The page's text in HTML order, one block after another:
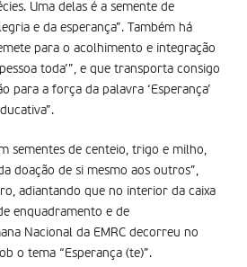
Uma delas é a semente de
e da esperança”. Também há
para o acolhimento e integração
toda’”, e que transporta consigo
para a força da palavra ‘Esperança’
sementes de centeio, trigo e milho,
doação de si mesmo aos outros”,
adiantando que no interior da caixa
enquadramento e de
Nacional da EMRC decorreu no
o tema “Esperança (te)”.